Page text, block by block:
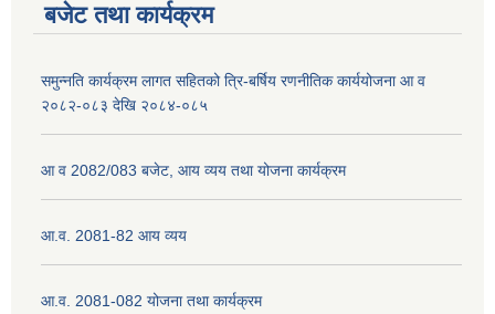
बजेट तथा कार्यक्रम
समुन्नति कार्यक्रम लागत सहितको त्रि-बर्षिय रणनीतिक कार्ययोजना आ व
२०८२-०८३ देखि २०८४-०८५
आ व 2082/083 बजेट, आय व्यय तथा योजना कार्यक्रम
आ.व. 2081-82 आय व्यय
आ.व. 2081-082 योजना तथा कार्यक्रम